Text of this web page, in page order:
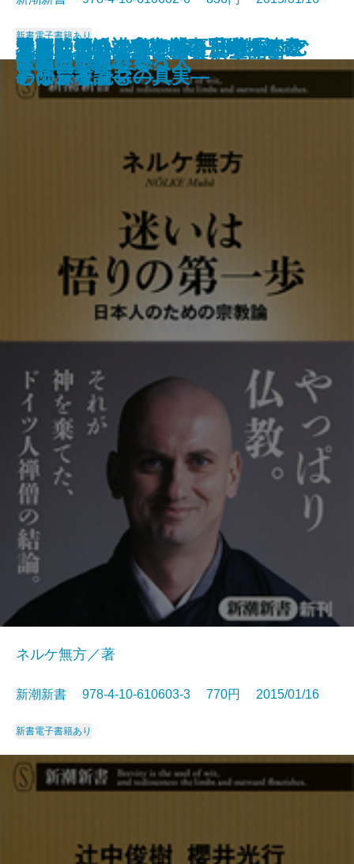
戦国武将の明暗
勝負論
寂しさの力
日本人が知らない漁業の大問題
「高倉健」という生き方
墓と葬式の見積りをとってみた
北朝鮮・絶対秘密文書―体制を脅
かす「悪党」たち―
無頼のススメ
沖縄の不都合な真実
チャイナハラスメント―中国にむ
しられる日本企業―
新書電子書籍あり
迷いは悟りの第一歩―日本人のた
めの宗教論―
ネルケ無方／著
新潮新書 978-4-10-610603-3 770円 2015/01/16
新書電子書籍あり
マーケティングの嘘―団塊シニア
と子育てママの真実―
医師の一分
将軍と側近―室鳩巣の手紙を読む
―
がんばると迷惑な人
賢者の戦略―生き残るためのイン
テリジェンス―
ぼくは眠れない
居酒屋を極める
天皇陛下の本心―25万字の「おこ
とば」を読む―
歌謡曲が聴こえる